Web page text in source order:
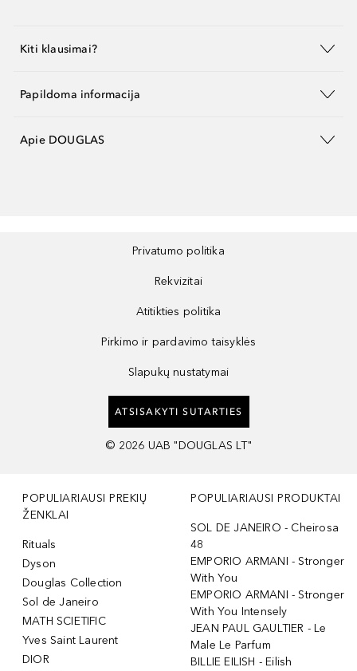
Kiti klausimai?
Papildoma informacija
Apie DOUGLAS
Privatumo politika
Rekvizitai
Atitikties politika
Pirkimo ir pardavimo taisyklės
Slapukų nustatymai
ATSISAKYTI SUTARTIES
© 2026 UAB "DOUGLAS LT"
POPULIARIAUSI PREKIŲ
ŽENKLAI
Rituals
Dyson
Douglas Collection
Sol de Janeiro
MATH SCIETIFIC
Yves Saint Laurent
DIOR
POPULIARIAUSI PRODUKTAI
SOL DE JANEIRO - Cheirosa
48
EMPORIO ARMANI - Stronger
With You
EMPORIO ARMANI - Stronger
With You Intensely
JEAN PAUL GAULTIER - Le
Male Le Parfum
BILLIE EILISH - Eilish